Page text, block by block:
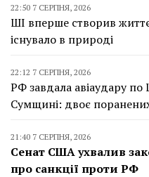
22:50 7 СЕРПНЯ, 2026
ШІ вперше створив
існувало в природі
22:12 7 СЕРПНЯ, 2026
РФ завдала авіаудару
Сумщині: двоє
21:40 7 СЕРПНЯ, 2026
Сенат США ухвалив
про санкції проти РФ